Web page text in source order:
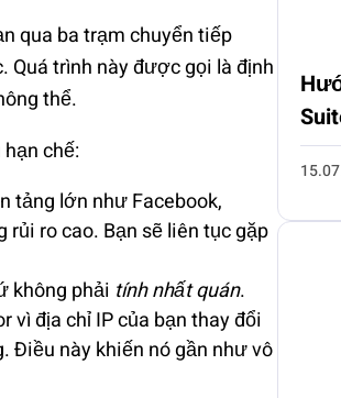
qua ba trạm chuyển tiếp
trình này được gọi là định
thể.
chế:
tảng lớn như Facebook,
ro cao. Bạn sẽ liên tục gặp
không phải tính nhất quán.
vì địa chỉ IP của bạn thay đổi
Điều này khiến nó gần như vô